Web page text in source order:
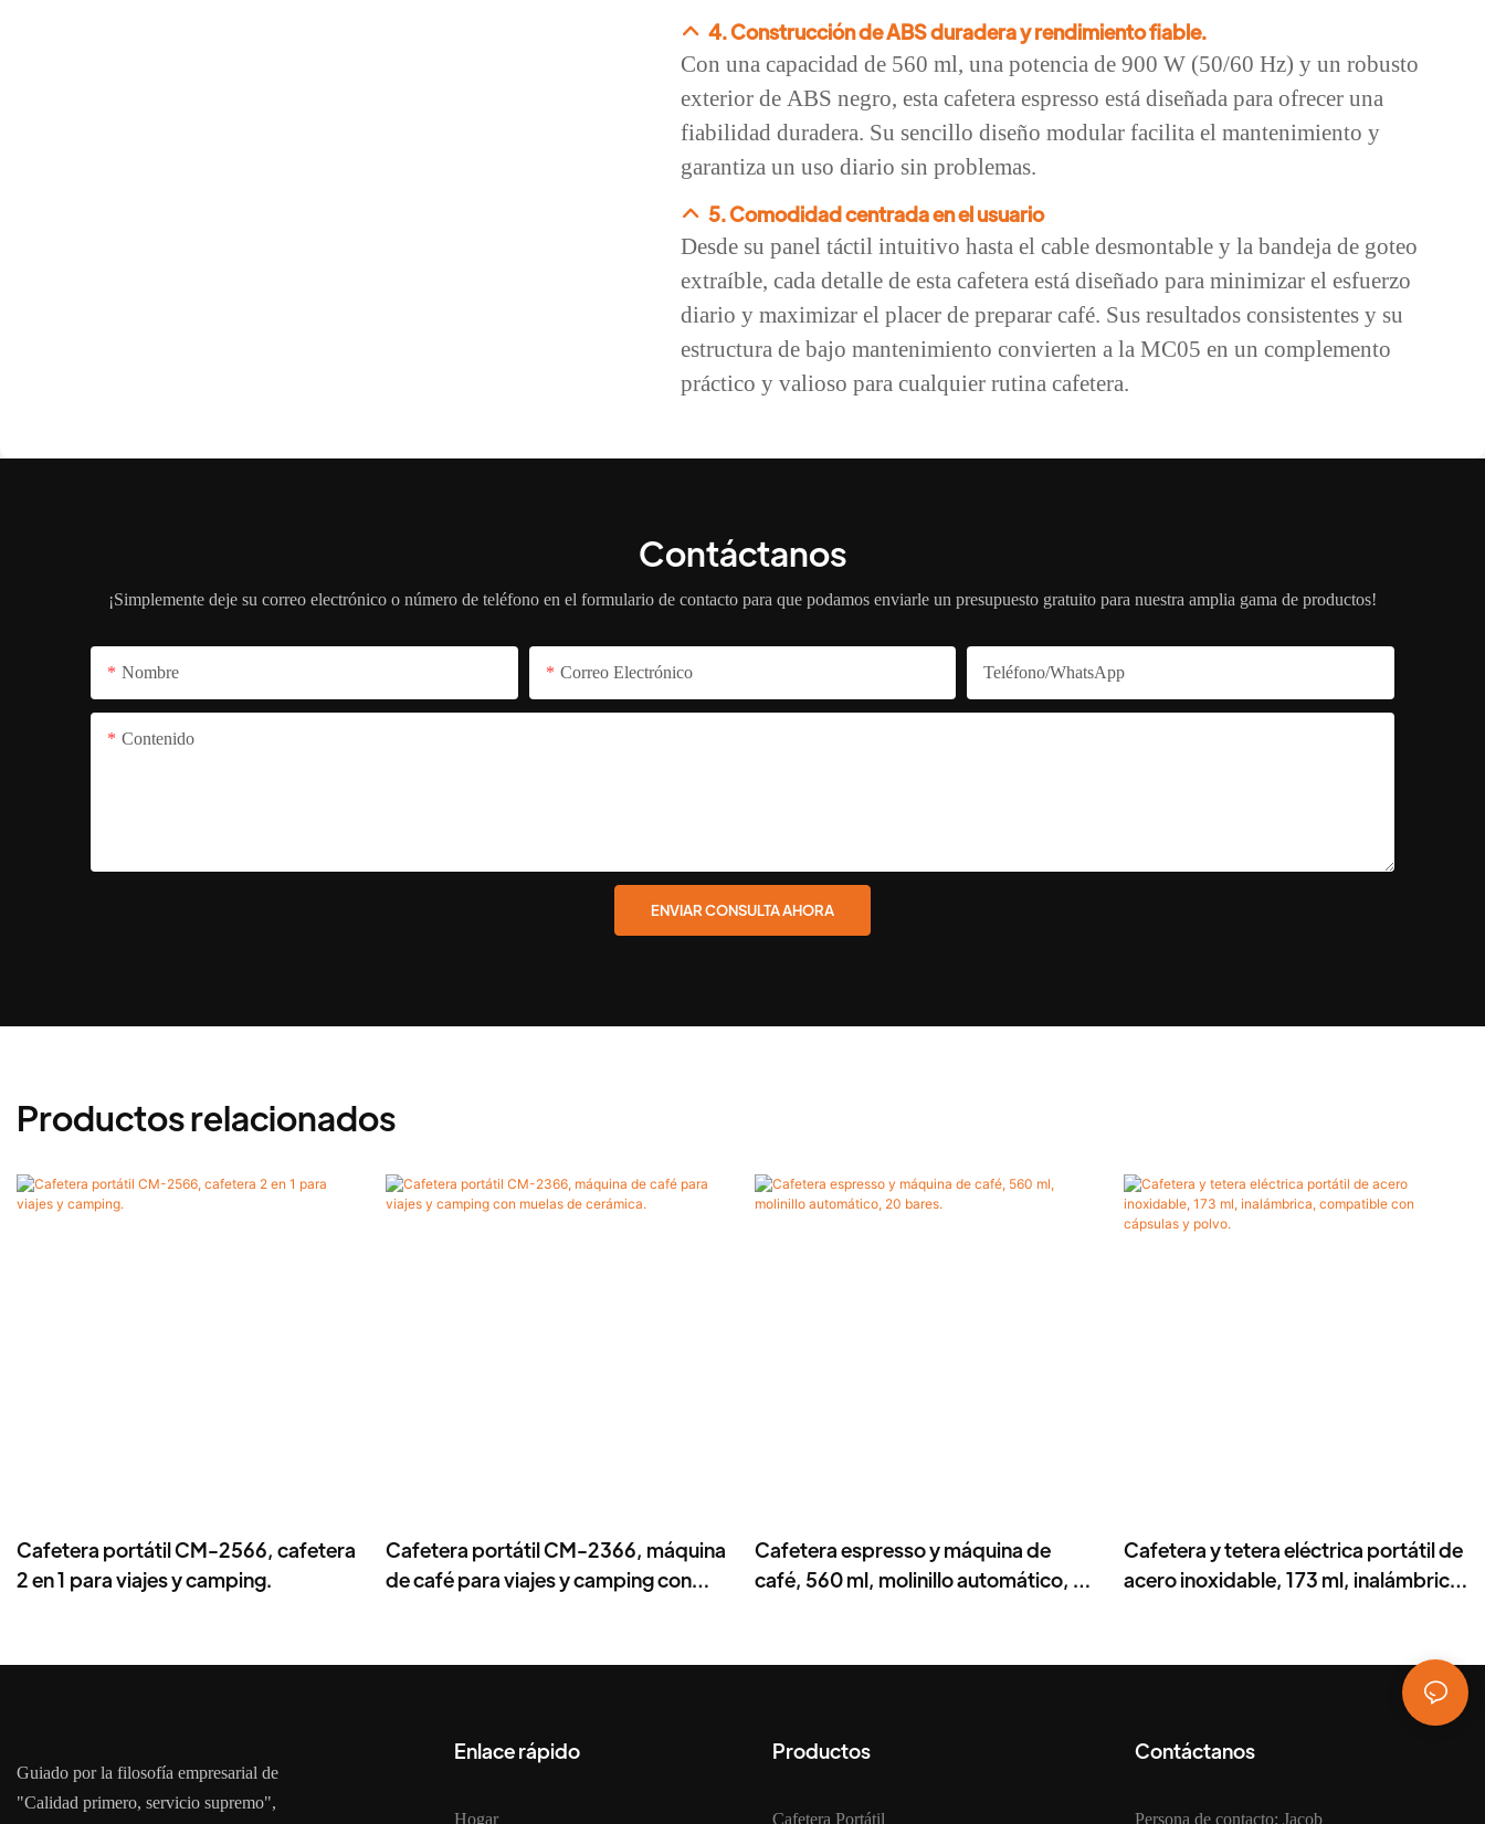
4. Construcción de ABS duradera y rendimiento fiable.
Con una capacidad de 560 ml, una potencia de 900 W (50/60 Hz) y un robusto
exterior de ABS negro, esta cafetera espresso está diseñada para ofrecer una
fiabilidad duradera. Su sencillo diseño modular facilita el mantenimiento y
garantiza un uso diario sin problemas.
5. Comodidad centrada en el usuario
Desde su panel táctil intuitivo hasta el cable desmontable y la bandeja de goteo
extraíble, cada detalle de esta cafetera está diseñado para minimizar el esfuerzo
diario y maximizar el placer de preparar café. Sus resultados consistentes y su
estructura de bajo mantenimiento convierten a la MC05 en un complemento
práctico y valioso para cualquier rutina cafetera.
Contáctanos
¡Simplemente deje su correo electrónico o número de teléfono en el formulario de contacto para que podamos enviarle un presupuesto gratuito para nuestra amplia gama de productos!
Nombre Correo Electrónico Teléfono/WhatsApp
Contenido
ENVIAR CONSULTA AHORA
Productos relacionados
Cafetera portátil CM-2566, cafetera
2 en 1 para viajes y camping.
Cafetera portátil CM-2366, máquina
de café para viajes y camping con
Cafetera espresso y máquina de
café, 560 ml, molinillo automático, 20
Cafetera y tetera eléctrica portátil de
acero inoxidable, 173 ml, inalámbrica,
Guiado por la filosofía empresarial de
"Calidad primero, servicio supremo",
Enlace rápido
Hogar
Productos
Cafetera Portátil
Contáctanos
Persona de contacto: Jacob